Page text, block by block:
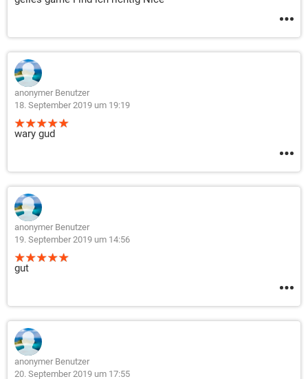
anonymer Benutzer
18. September 2019 um 19:19
wary gud
anonymer Benutzer
19. September 2019 um 14:56
gut
anonymer Benutzer
20. September 2019 um 17:55